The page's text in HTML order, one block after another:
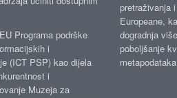
Programa podrške
i
(ICT PSP) kao dijela
i
Muzeja za
pretraživanja
Europeane,
dogradnja
poboljšanje